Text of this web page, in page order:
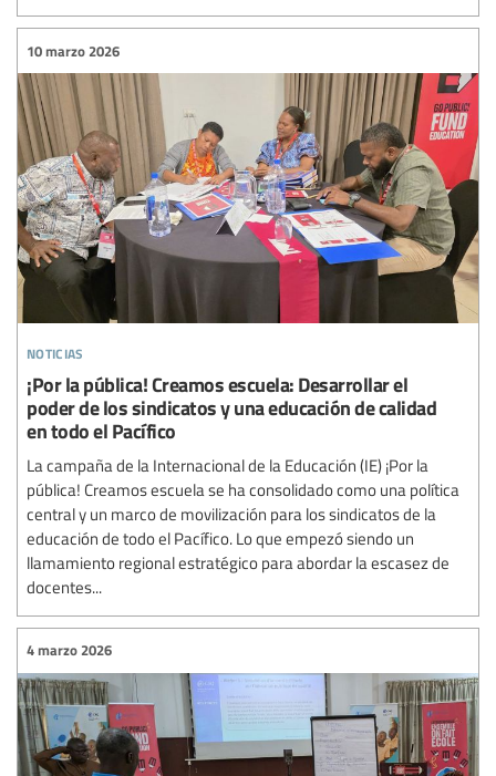
noticias
10 marzo 2026
¡Por la pública! Creamos escuela: Desarrollar el
poder de los sindicatos y una educación de calidad
en todo el Pacífico
La campaña de la Internacional de la Educación (IE) ¡Por la
pública! Creamos escuela se ha consolidado como una política
central y un marco de movilización para los sindicatos de la
educación de todo el Pacífico. Lo que empezó siendo un
llamamiento regional estratégico para abordar la escasez de
docentes...
4 marzo 2026